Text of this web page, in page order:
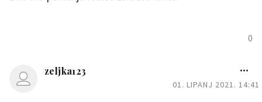
0
zeljka123
01. LIPANJ 2021. 14:41